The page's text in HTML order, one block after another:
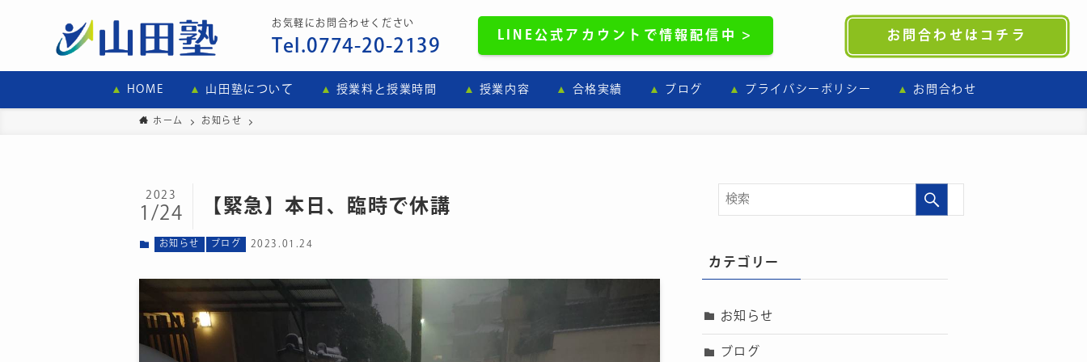
HOME 山田塾について 授業料と授業時間 授業内容 合格実績 ブログ プライバシーポリシー お問合わせ
お気軽にお問合わせください
Tel.0774-20-2139 LINE公式アカウントで情報配信中 > お問合わせはコチラ
ホーム お知らせ
【緊急】本日、臨時で休講
2023
1/24
お知らせ ブログ 2023.01.24
カテゴリー
お知らせ
ブログ